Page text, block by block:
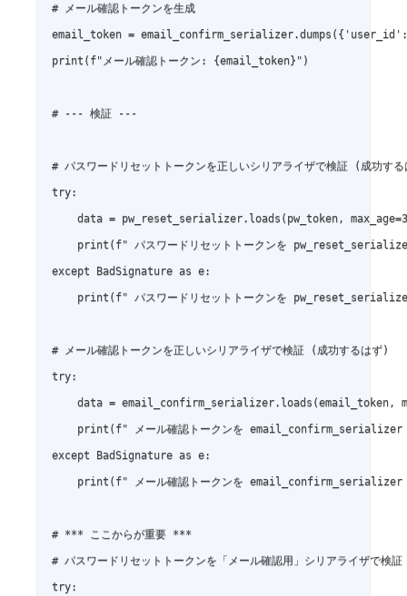
# メール確認トークンを生成
email_token =
print(f"メール確認トークン: {email_token}")
# --- 検証 ---
# パスワードリセットトークンを正しいシリアライザで検証 (成功す
try:
data = pw_reset_serializer.loads(pw_token,
print(f" パスワードリセットトークンを
except BadSignature as e:
print(f" パスワードリセットトークンを
# メール確認トークンを正しいシリアライザで検証 (成功するはず)
try:
data = email_confirm_serializer.loads(email_token,
print(f" メール確認トークンを email_confirm_serializer
except BadSignature as e:
print(f" メール確認トークンを email_confirm_serializer
# *** ここからが重要 ***
# パスワードリセットトークンを「メール確認用」シリアライザで検
try: